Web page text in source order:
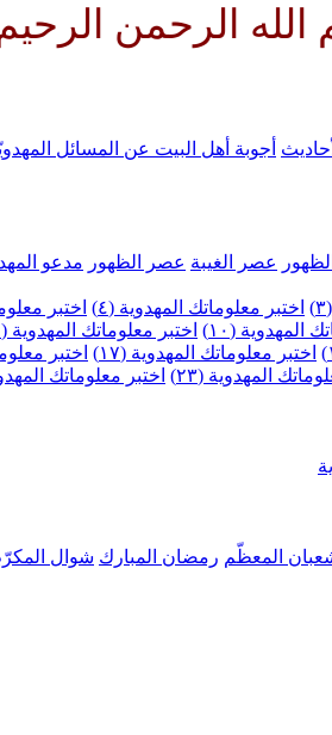
الرحيم اللهم
أجوبة أهل البيت عن المسائل
عصر الغيبة عصر الظهور مدعو
اختبر معلوماتك المهدوية (٤) اختبر
المهدوية (١٠) اختبر معلوماتك المهدوية (١١)
اختبر معلوماتك المهدوية (١٧) اختبر
المهدوية (٢٣)
اختبر معلوماتك
المعظّم رمضان المبارك شوال